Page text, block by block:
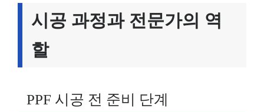
시공 과정과 전문가의 역
할
PPF 시공 전 준비 단계